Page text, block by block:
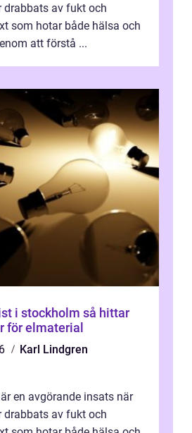
drabbats av fukt och
som hotar både hälsa och
att förstå ...
så hittar
för elmaterial
Karl Lindgren
en avgörande insats när
drabbats av fukt och